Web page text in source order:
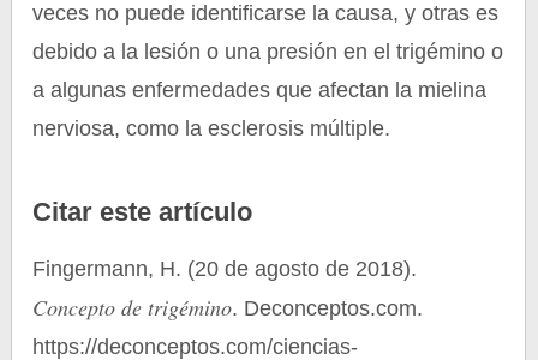
veces no puede identificarse la causa, y otras es
debido a la lesión o una presión en el trigémino o
a algunas enfermedades que afectan la mielina
nerviosa, como la esclerosis múltiple.
Citar este artículo
Fingermann, H. (20 de agosto de 2018).
Concepto de trigémino. Deconceptos.com.
https://deconceptos.com/ciencias-